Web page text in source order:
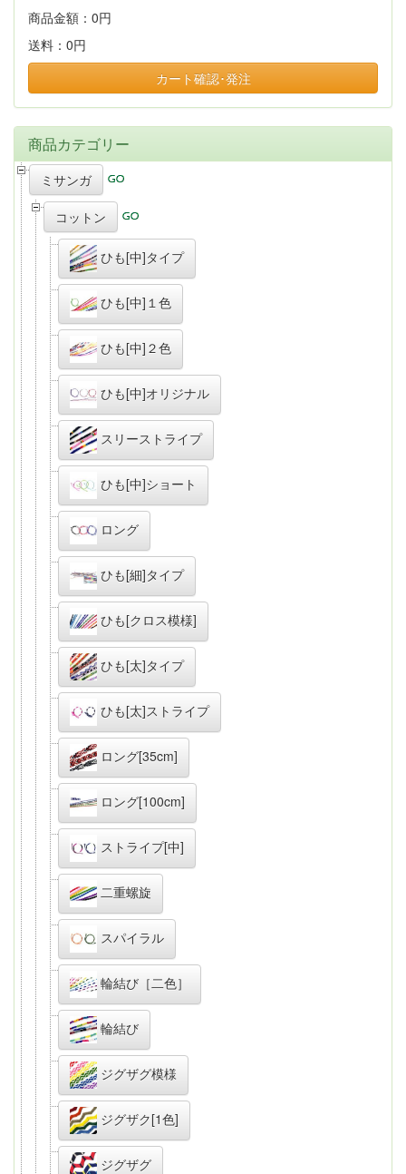
商品金額： 0円
送料： 0円
カート確認･発注
商品カテゴリー
ミサンガ
コットン
ひも[中]タイプ
ひも[中]１色
ひも[中]２色
ひも[中]オリジナル
スリーストライプ
ひも[中]ショート
ロング
ひも[細]タイプ
ひも[クロス模様]
ひも[太]タイプ
ひも[太]ストライプ
ロング[35cm]
ロング[100cm]
ストライプ[中]
二重螺旋
スパイラル
輪結び［二色］
輪結び
ジグザグ模様
ジグザク[1色]
ジグザグ